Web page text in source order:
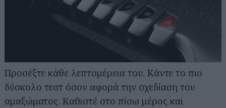
Προσέξτε κάθε λεπτομέρεια του. Κάντε το πιο
δύσκολο τεστ όσον αφορά την σχεδίαση του
αμαξώματος. Καθιστέ στο πίσω μέρος και